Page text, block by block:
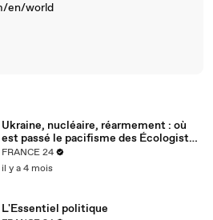
en/world
Ukraine, nucléaire, réarmement : où
est passé le pacifisme des Écologistes
?
FRANCE 24
il y a 4 mois
L'Essentiel politique